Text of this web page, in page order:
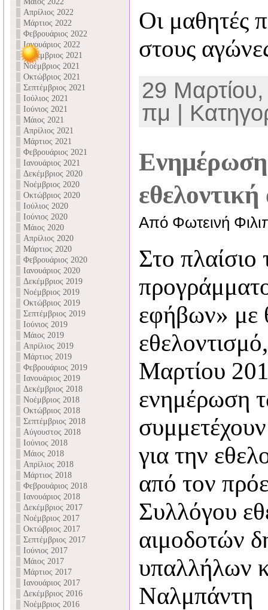
Απρίλιος 2022
Μάρτιος 2022
Φεβρουάριος 2022
Ιανουάριος 2022
Δεκέμβριος 2021
Νοέμβριος 2021
Οκτώβριος 2021
Σεπτέμβριος 2021
Ιούλιος 2021
Ιούνιος 2021
Μάιος 2021
Απρίλιος 2021
Μάρτιος 2021
Φεβρουάριος 2021
Ιανουάριος 2021
Δεκέμβριος 2020
Νοέμβριος 2020
Οκτώβριος 2020
Ιούλιος 2020
Ιούνιος 2020
Μάιος 2020
Απρίλιος 2020
Μάρτιος 2020
Φεβρουάριος 2020
Ιανουάριος 2020
Δεκέμβριος 2019
Νοέμβριος 2019
Οκτώβριος 2019
Σεπτέμβριος 2019
Ιούνιος 2019
Μάιος 2019
Απρίλιος 2019
Μάρτιος 2019
Φεβρουάριος 2019
Ιανουάριος 2019
Δεκέμβριος 2018
Νοέμβριος 2018
Οκτώβριος 2018
Σεπτέμβριος 2018
Αύγουστος 2018
Ιούνιος 2018
Μάιος 2018
Απρίλιος 2018
Μάρτιος 2018
Φεβρουάριος 2018
Ιανουάριος 2018
Δεκέμβριος 2017
Νοέμβριος 2017
Οκτώβριος 2017
Σεπτέμβριος 2017
Ιούνιος 2017
Μάιος 2017
Μάρτιος 2017
Ιανουάριος 2017
Δεκέμβριος 2016
Νοέμβριος 2016
Οι μαθητές
στους
29
πμ |
Ενημέρωση
Από Φωτεινή
Στο πλαίσιο
εφήβων» με
Μαρτίου
ενημέρωση
για την
από τον
Συλλόγου
αιμοδοτών
υπαλλήλων
Ναλμπάντη